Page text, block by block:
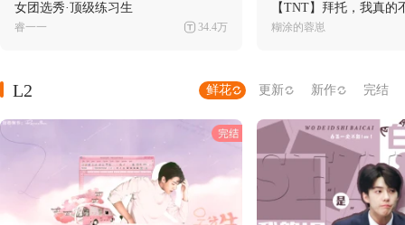
女团选秀·顶级练习生
睿一一 34.4万
【TNT】拜托，我真的
糊涂的蓉崽
L2 鲜花 更新 新作 完结